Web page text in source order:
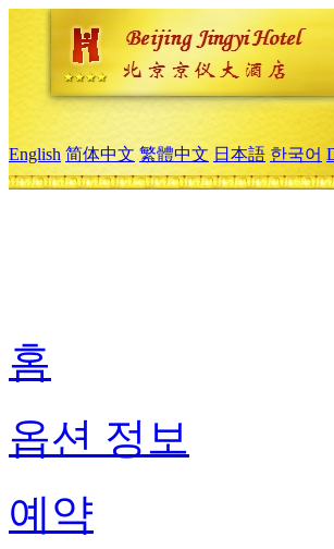
English 简体中文 繁體中文 日本語 한국어
홈
옵션 정보
예약